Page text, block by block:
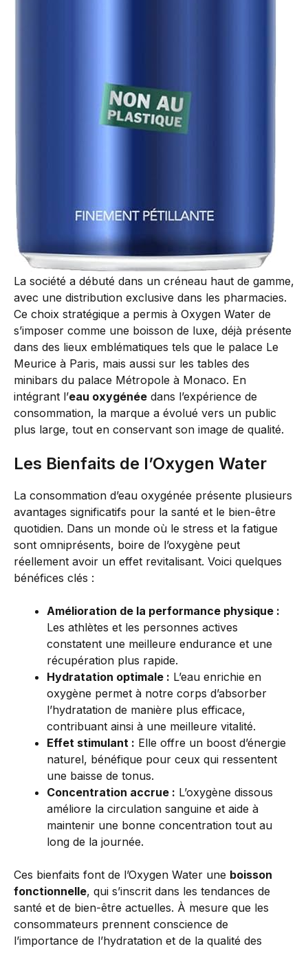
La société a débuté dans un créneau haut de gamme,
avec une distribution exclusive dans les pharmacies.
Ce choix stratégique a permis à Oxygen Water de
s’imposer comme une boisson de luxe, déjà présente
dans des lieux emblématiques tels que le palace Le
Meurice à Paris, mais aussi sur les tables des
minibars du palace Métropole à Monaco. En
intégrant l’eau oxygénée dans l’expérience de
consommation, la marque a évolué vers un public
plus large, tout en conservant son image de qualité.
Les Bienfaits de l’Oxygen Water
La consommation d’eau oxygénée présente plusieurs
avantages significatifs pour la santé et le bien-être
quotidien. Dans un monde où le stress et la fatigue
sont omniprésents, boire de l’oxygène peut
réellement avoir un effet revitalisant. Voici quelques
bénéfices clés :
Amélioration de la performance physique :
Les athlètes et les personnes actives
constatent une meilleure endurance et une
récupération plus rapide.
Hydratation optimale : L’eau enrichie en
oxygène permet à notre corps d’absorber
l’hydratation de manière plus efficace,
contribuant ainsi à une meilleure vitalité.
Effet stimulant : Elle offre un boost d’énergie
naturel, bénéfique pour ceux qui ressentent
une baisse de tonus.
Concentration accrue : L’oxygène dissous
améliore la circulation sanguine et aide à
maintenir une bonne concentration tout au
long de la journée.
Ces bienfaits font de l’Oxygen Water une boisson
fonctionnelle, qui s’inscrit dans les tendances de
santé et de bien-être actuelles. À mesure que les
consommateurs prennent conscience de
l’importance de l’hydratation et de la qualité des